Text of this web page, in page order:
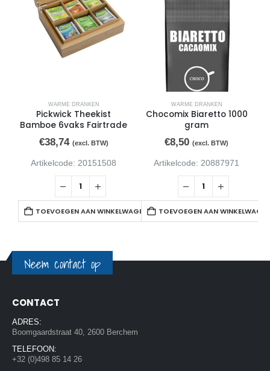
WARME DRANKEN
Pickwick Theekist
Bamboe 6vaks Fairtrade
€38,74 (excl. BTW)
Artikelcode: 20151508
TOEVOEGEN AAN WINKELWAGEN
WARME DRANKEN
Chocomix Biaretto 1000
gram
€8,50 (excl. BTW)
Artikelcode: 20887971
TOEVOEGEN AAN
Neem contact op
CONTACT
ADRES:
Boomgaardstraat 40, 2600 Berchem
TELEFOON:
+32 (0)498 85 14 26